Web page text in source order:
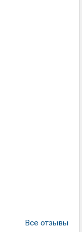
Все отзывы